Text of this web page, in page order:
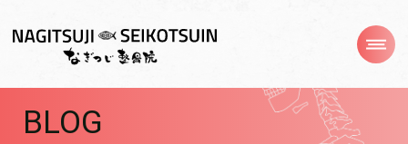
BLOG